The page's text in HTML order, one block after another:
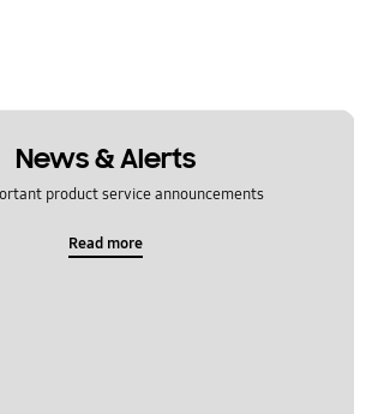
News & Alerts
product service announcements
Read more